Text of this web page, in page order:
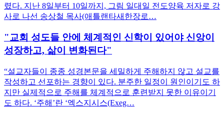
렸다. 지난 8일부터 10일까지, 그림 일대일 전도양육 저자로 강
사로 나선 송상철 목사(애틀랜타새한장로…
"교회 성도들 안에 체계적인 신학이 있어야 신앙이
성장하고, 삶이 변화된다"
“설교자들이 종종 성경본문을 세밀하게 주해하지 않고 설교를
작성하고 선포하는 경향이 있다. 분주한 일정이 원인이기도 하
지만 실제적으로 주해를 체계적으로 훈련받지 못한 이유이기
도 하다. ‘주해’란 ‘엑스지시스(Exeg…